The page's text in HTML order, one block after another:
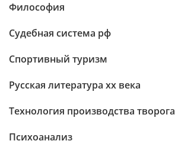
Философия
Судебная система рф
Спортивный туризм
Русская литература xx века
Технология производства творога
Психоанализ